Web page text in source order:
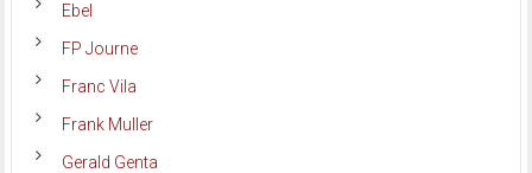
Ebel
FP Journe
Franc Vila
Frank Muller
Gerald Genta